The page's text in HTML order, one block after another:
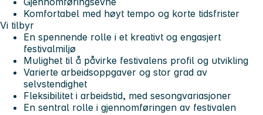
Komfortabel med høyt tempo og korte tidsfrister
Vi tilbyr
En spennende rolle i et kreativt og engasjert
festivalmiljø
Mulighet til å påvirke festivalens profil og utvikling
Varierte arbeidsoppgaver og stor grad av
selvstendighet
Fleksibilitet i arbeidstid, med sesongvariasjoner
En sentral rolle i gjennomføringen av festivalen